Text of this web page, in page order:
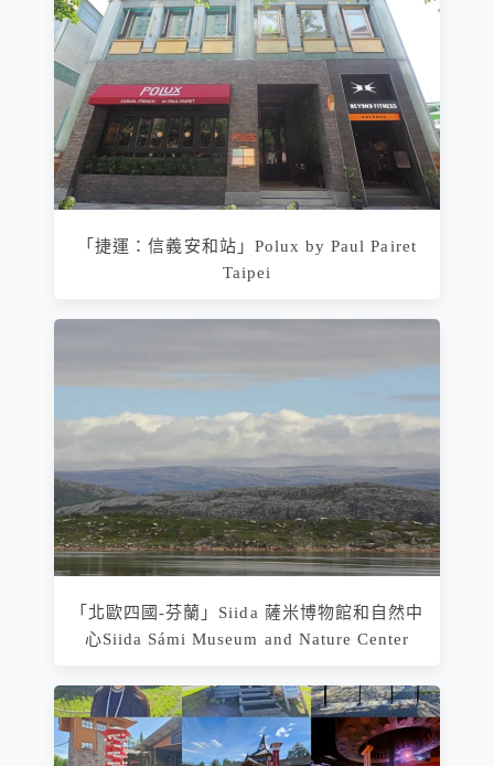
「捷運：信義安和站」Polux by Paul Pairet
Taipei
「北歐四國-芬蘭」Siida 薩米博物館和自然中
心Siida Sámi Museum and Nature Center